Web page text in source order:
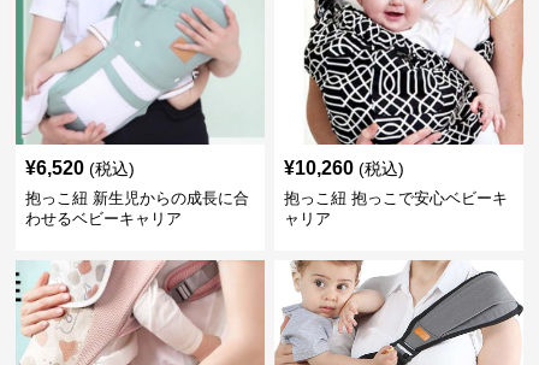
¥6,520 (税込)
抱っこ紐 新生児からの成長に合
わせるベビーキャリア
¥10,260 (税込)
抱っこ紐 抱っこで安心ベビーキ
ャリア